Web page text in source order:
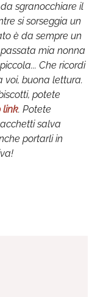
sgranocchiare il
si sorseggia un
è da sempre un
mia nonna
Che ricordi
voi, buona lettura.
potete
link. Potete
salva
portarli in